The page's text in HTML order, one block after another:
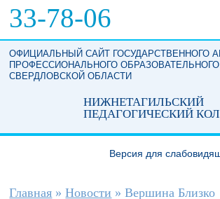
33-78-06
ОФИЦИАЛЬНЫЙ САЙТ ГОСУДАРСТВЕННОГО
ПРОФЕССИОНАЛЬНОГО
СВЕРДЛОВСКОЙ ОБЛАСТИ
НИЖНЕТАГИЛЬСКИЙ
ПЕДАГОГИЧЕСКИЙ
Версия для
Вы здесь
Главная » Новости » Вершина Близко